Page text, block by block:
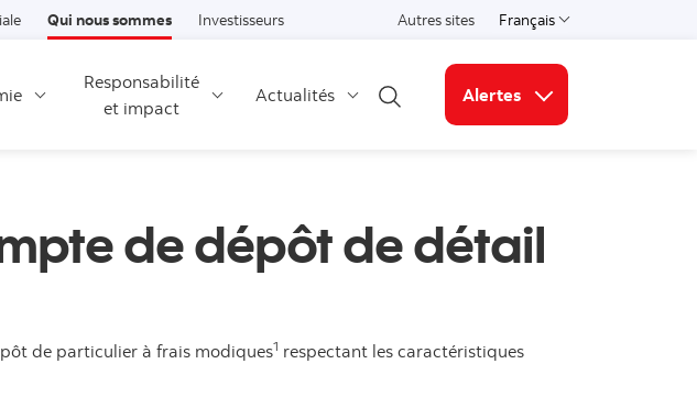
Qui nous sommes Investisseurs Autres sites Français
Select a language
Responsabilité
et impact
Actualités
Open search
Alertes
Liens connexes
de dépôt de détail
de particulier à frais modiques1 respectant les caractéristiques